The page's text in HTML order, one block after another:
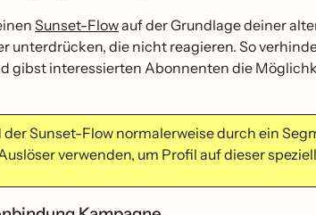
Sunset-Flowauf der Grundlage deiner
unterdrücken, die nicht reagieren. So
gibst interessierten Abonnenten die
Sunset-Flow normalerweise durch ein
verwenden, um Profil auf dieser